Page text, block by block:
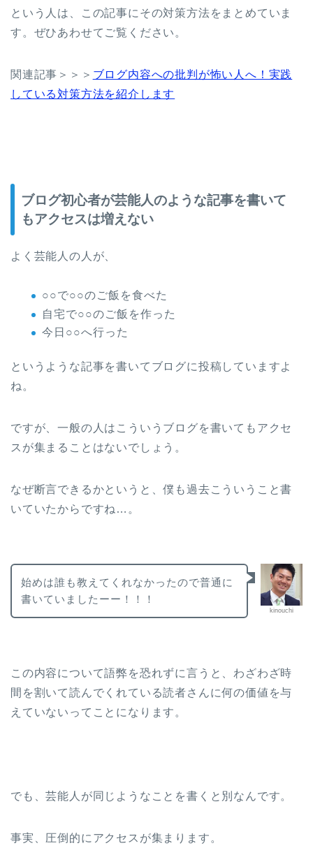
という人は、この記事にその対策方法をまとめていま
す。ぜひあわせてご覧ください。
関連記事＞＞＞ ブログ内容への批判が怖い人へ！実践
している対策方法を紹介します
ブログ初心者が芸能人のような記事を書いて
もアクセスは増えない
よく芸能人の人が、
○○で○○のご飯を食べた
自宅で○○のご飯を作った
今日○○へ行った
というような記事を書いてブログに投稿していますよ
ね。
ですが、一般の人はこういうブログを書いてもアクセ
スが集まることはないでしょう。
なぜ断言できるかというと、僕も過去こういうこと書
いていたからですね…。
kinouchi
始めは誰も教えてくれなかったので普通に
書いていましたーー！！！
この内容について語弊を恐れずに言うと、わざわざ時
間を割いて読んでくれている読者さんに何の価値を与
えていないってことになります。
でも、芸能人が同じようなことを書くと別なんです。
事実、圧倒的にアクセスが集まります。